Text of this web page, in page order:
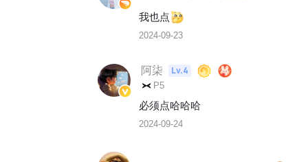
我也点
2024-09-23
阿柒 Lv.4
P5
必须点哈哈哈
2024-09-24